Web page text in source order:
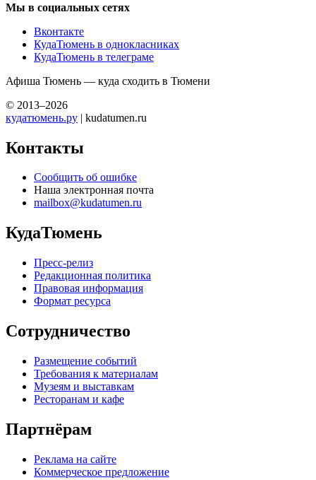
Мы в социальных сетях
Вконтакте
КудаТюмень в однокласниках
КудаТюмень в телеграме
Афиша Тюмень — куда сходить в Тюмени
© 2013–2026
кудатюмень.ру | kudatumen.ru
Контакты
Сообщить об ошибке
Наша электронная почта
mailbox@kudatumen.ru
КудаТюмень
Пресс-релиз
Редакционная политика
Правовая информация
Формат ресурса
Сотрудничество
Размещение событий
Требования к материалам
Музеям и выставкам
Ресторанам и кафе
Партнёрам
Реклама на сайте
Коммерческое предложение